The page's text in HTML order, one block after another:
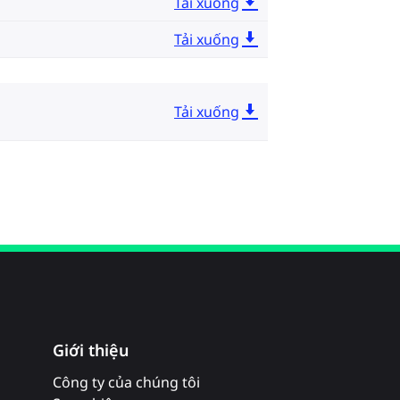
Tải xuống
Tải xuống
Giới thiệu
Công ty của chúng tôi